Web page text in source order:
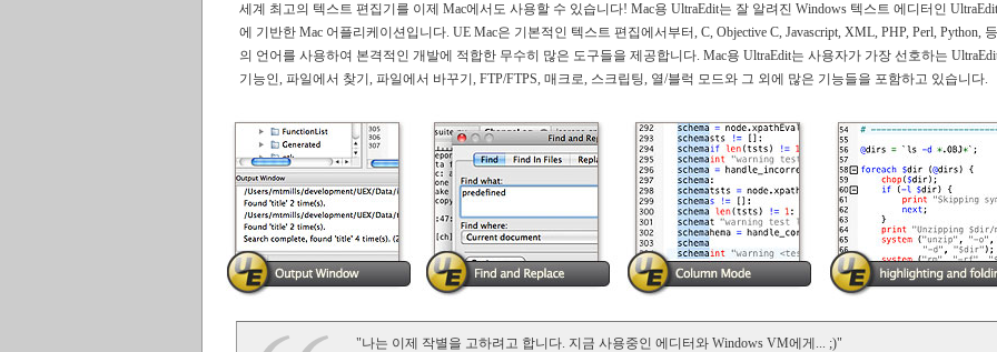
세계 최고의 텍스트 편집기를 이제 Mac에서도 사용할 수 있습니다! Mac용 UltraEdit는 잘 알려진 Windows 텍스트 에디터인 UltraEdit
에 기반한 Mac 어플리케이션입니다. UE Mac은 기본적인 텍스트 편집에서부터, C, Objective C, Javascript, XML, PHP, Perl, Python, 등
의 언어를 사용하여 본격적인 개발에 적합한 무수히 많은 도구들을 제공합니다. Mac용 UltraEdit는 사용자가 가장 선호하는
기능인, 파일에서 찾기, 파일에서 바꾸기, FTP/FTPS, 매크로, 스크립팅, 열/블럭 모드와 그 외에 많은 기능들을 포함하고 있습니다.
"나는 이제 작별을 고하려고 합니다. 지금 사용중인 에디터와 Windows VM에게... ;)"